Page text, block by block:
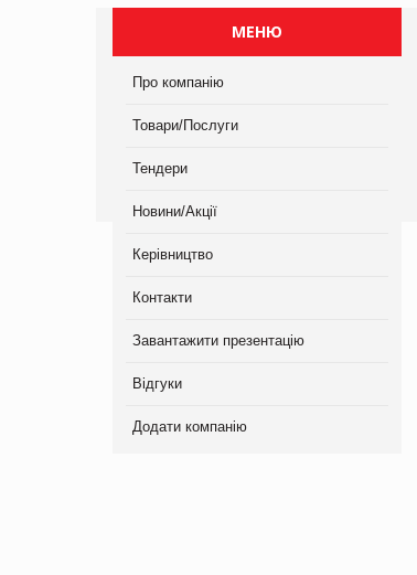
МЕНЮ
Про компанію
Товари/Послуги
Тендери
Новини/Акції
Керівництво
Контакти
Завантажити презентацію
Відгуки
Додати компанію